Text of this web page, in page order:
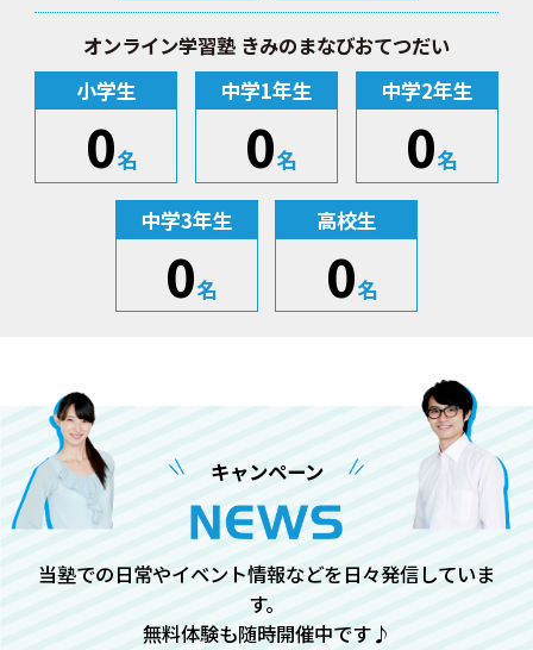
オンライン学習塾 きみのまなびおてつだい
小学生
0名
中学1年生
0名
中学2年生
0名
中学3年生
0名
高校生
0名
キャンペーン
当塾での日常やイベント情報などを日々発信していま
す。
無料体験も随時開催中です♪